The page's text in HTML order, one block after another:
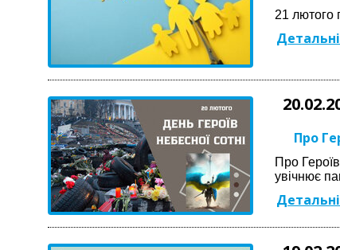
21 лютого
Про
Про
увічнює